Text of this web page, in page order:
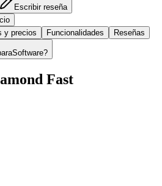
Escribir reseña
y precios Funcionalidades Reseñas
Fast